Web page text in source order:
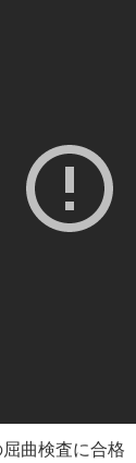
曲検査に合格